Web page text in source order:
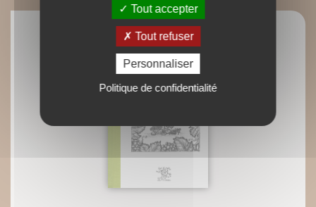
Tout accepter
Tout refuser
Personnaliser
Politique de confidentialité